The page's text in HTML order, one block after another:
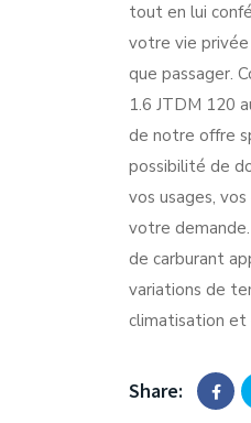
tout en lui
votre vie privée
que passager.
1.6 JTDM 120
de notre offre
possibilité de
vos usages,
votre
de carburant
variations de
climatisation et
Share: